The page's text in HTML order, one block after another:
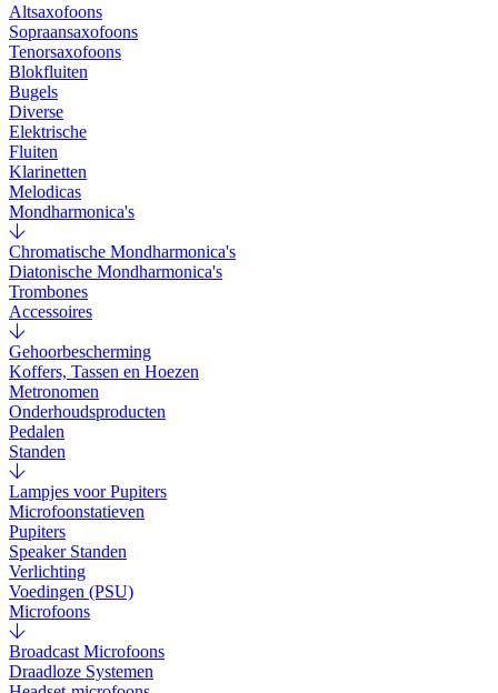
Altsaxofoons
Sopraansaxofoons
Tenorsaxofoons
Blokfluiten
Bugels
Diverse
Elektrische
Fluiten
Klarinetten
Melodicas
Mondharmonica's
Chromatische Mondharmonica's
Diatonische Mondharmonica's
Trombones
Accessoires
Gehoorbescherming
Koffers, Tassen en Hoezen
Metronomen
Onderhoudsproducten
Pedalen
Standen
Lampjes voor Pupiters
Microfoonstatieven
Pupiters
Speaker Standen
Verlichting
Voedingen (PSU)
Microfoons
Broadcast Microfoons
Draadloze Systemen